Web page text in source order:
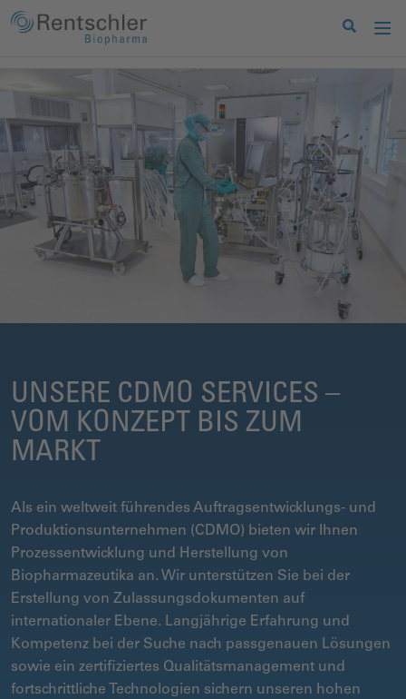
UNSERE CDMO SERVICES –
VOM KONZEPT BIS ZUM
MARKT
Als ein weltweit führendes Auftragsentwicklungs- und
Produktionsunternehmen (CDMO) bieten wir Ihnen
Prozessentwicklung und Herstellung von
Biopharmazeutika an. Wir unterstützen Sie bei der
Erstellung von Zulassungsdokumenten auf
internationaler Ebene. Langjährige Erfahrung und
Kompetenz bei der Suche nach passgenauen Lösungen
sowie ein zertifiziertes Qualitätsmanagement und
fortschrittliche Technologien sichern unseren hohen